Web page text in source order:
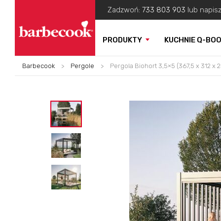
Zadzwoń: 733 803 903 lub
PRODUKTY KUCHNIE Q-BOO
Barbecook > Pergole > Pergola Biohort 3,5×5 (367,5 x 312